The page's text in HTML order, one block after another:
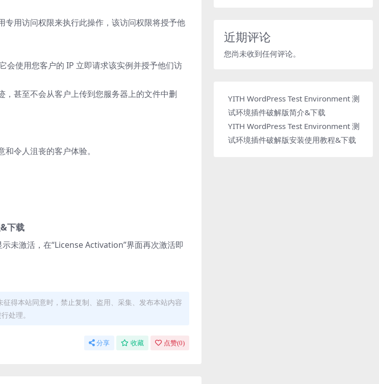
用访问权限来执行此操作，该访问权限将授予他
会使用您客户的 IP 立即请求该实例并授予他们访
甚至不会从客户上传到您服务器上的文件中删
令人沮丧的客户体验。
下载
未激活，在“License Activation”界面再次激活即
得本站同意时，禁止复制、盗用、采集、发布本站内容
处理。
分享 收藏 点赞(0)
近期评论
您尚未收到任何评论。
YITH WordPress Test Environment 测
试环境插件破解版简介&下载
YITH WordPress Test Environment 测
试环境插件破解版安装使用教程&下载